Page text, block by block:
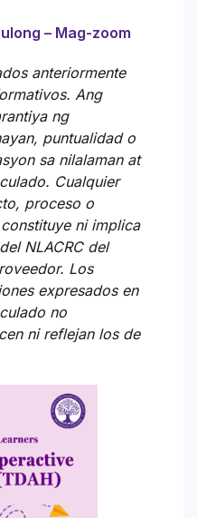
– Mag-zoom
anteriormente
Ang
ng
puntualidad o
sa nilalaman at
Cualquier
proceso o
ni implica
NLACRC del
Los
expresados en
no
ni reflejan los de